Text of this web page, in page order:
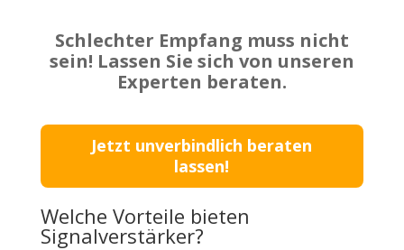
Schlechter Empfang muss nicht
sein! Lassen Sie sich von unseren
Experten beraten.
Jetzt unverbindlich beraten
lassen!
Welche Vorteile bieten
Signalverstärker?